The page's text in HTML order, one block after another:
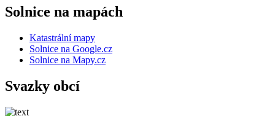
Solnice na mapách
Katastrální mapy
Solnice na Google.cz
Solnice na Mapy.cz
Svazky obcí